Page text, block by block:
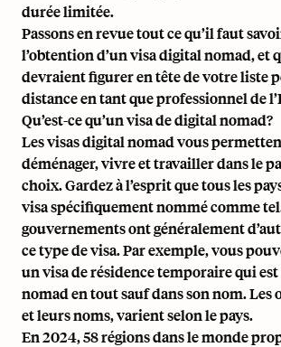
durée limitée.
Passons en revue tout ce qu’il faut
l’obtention d’un visa digital nomad, et
devraient figurer en tête de votre liste
distance en tant que professionnel de
Qu’est-ce qu’un visa de digital nomad?
Les visas digital nomad vous
déménager, vivre et travailler dans le
choix. Gardez à l’esprit que tous les
visa spécifiquement nommé comme
gouvernements ont généralement
ce type de visa. Par exemple, vous
un visa de résidence temporaire qui
nomad en tout sauf dans son nom. Les
et leurs noms, varient selon le pays.
En 2024, 58 régions dans le monde